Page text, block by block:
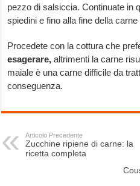
pezzo di salsiccia. Continuate in
spiedini e fino alla fine della
Procedete con la cottura che
esagerare,altrimenti la carne
maiale è una carne difficile da
conseguenza.
Articolo Precedente
Zucchine ripiene di carne: la
ricetta completa